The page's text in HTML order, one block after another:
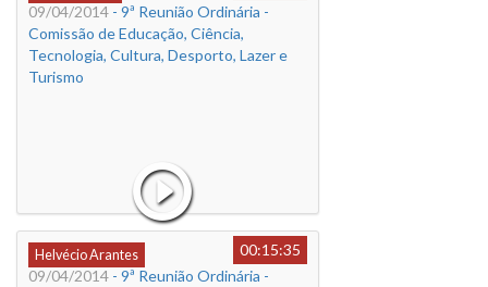
09/04/2014 - 9ª Reunião Ordinária -
Comissão de Educação, Ciência,
Tecnologia, Cultura, Desporto, Lazer e
Turismo
Helvécio Arantes
00:15:35
09/04/2014 - 9ª Reunião Ordinária -